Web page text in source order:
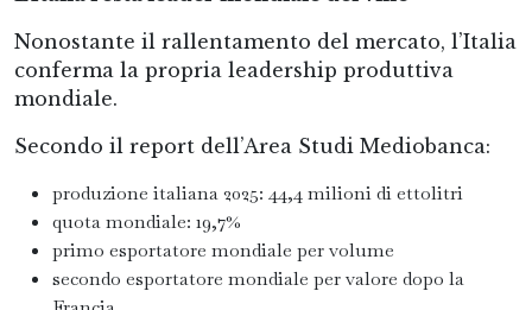
Nonostante il rallentamento del mercato, l’Italia
conferma la propria leadership produttiva
mondiale.
Secondo il report dell’Area Studi Mediobanca:
produzione italiana 2025: 44,4 milioni di ettolitri
quota mondiale: 19,7%
primo esportatore mondiale per volume
secondo esportatore mondiale per valore dopo la